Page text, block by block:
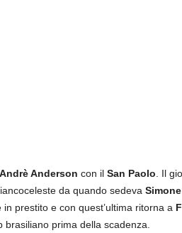
Andrè Anderson con il San Paolo . Il
da quando sedeva
prestito e con quest’ultima ritorna a
prima della scadenza.